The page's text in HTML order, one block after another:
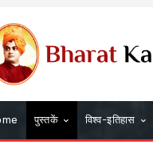
पुस्तकें विश्व-इतिहास